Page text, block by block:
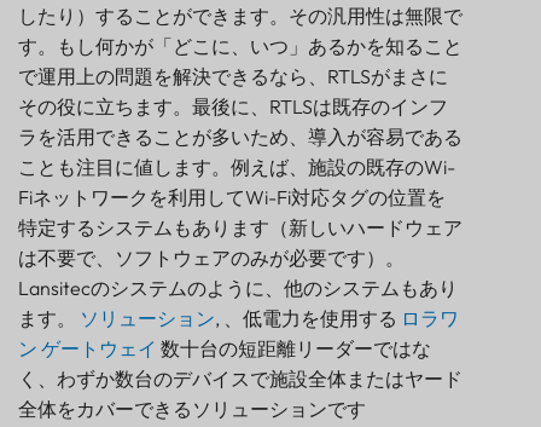
したり）することができます。その汎用性は無限で
す。もし何かが「どこに、いつ」あるかを知ること
で運用上の問題を解決できるなら、RTLSがまさに
その役に立ちます。最後に、RTLSは既存のインフ
ラを活用できることが多いため、導入が容易である
ことも注目に値します。例えば、施設の既存のWi-
Fiネットワークを利用してWi-Fi対応タグの位置を
特定するシステムもあります（新しいハードウェア
は不要で、ソフトウェアのみが必要です）。
Lansitecのシステムのように、他のシステムもあり
ます。 ソリューション, 、低電力を使用する ロラワ
ン ゲートウェイ 数十台の短距離リーダーではな
く、わずか数台のデバイスで施設全体またはヤード
全体をカバーできるソリューションです